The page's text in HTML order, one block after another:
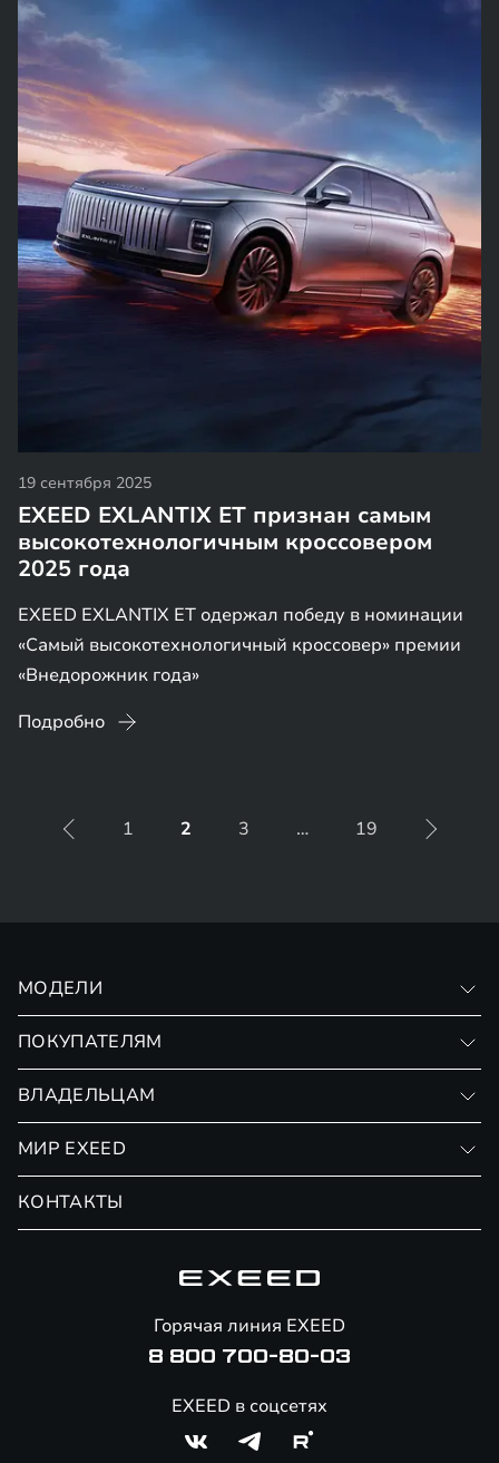
19 сентября 2025
EXEED EXLANTIX ET признан самым
высокотехнологичным кроссовером
2025 года
EXEED EXLANTIX ET одержал победу в номинации
«Самый высокотехнологичный кроссовер» премии
«Внедорожник года»
Подробно
1 2 3 … 19
МОДЕЛИ
ПОКУПАТЕЛЯМ
Страхование
ВЛАДЕЛЬЦАМ
Сервис
Помощь на дорогах
Специальные предложения
МИР EXEED
КОНТАКТЫ
Горячая линия EXEED
8 800 700-80-03
EXEED в соцсетях